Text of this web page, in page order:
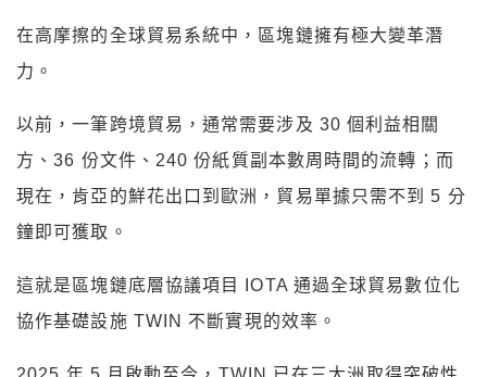
在高摩擦的全球貿易系統中，區塊鏈擁有極大變革潛
力。
以前，一筆跨境貿易，通常需要涉及 30 個利益相關
方、36 份文件、240 份紙質副本數周時間的流轉；而
現在，肯亞的鮮花出口到歐洲，貿易單據只需不到 5 分
鐘即可獲取。
這就是區塊鏈底層協議項目 IOTA 通過全球貿易數位化
協作基礎設施 TWIN 不斷實現的效率。